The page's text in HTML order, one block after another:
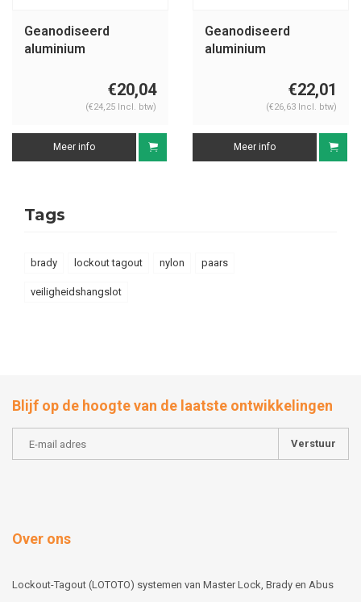
Geanodiseerd
aluminium
paars 72/30 LILA€20,04
(€24,25 Incl. btw)
Meer info
Geanodiseerd
aluminium
paars 72IB/30 LILA
€22,01
(€26,63 Incl. btw)
Meer info
Tags
brady lockout tagout nylon paars
veiligheidshangslot
Blijf op de hoogte van de laatste ontwikkelingen
Verstuur
Over ons
Lockout-Tagout (LOTOTO) systemen van Master Lock, Brady en Abus